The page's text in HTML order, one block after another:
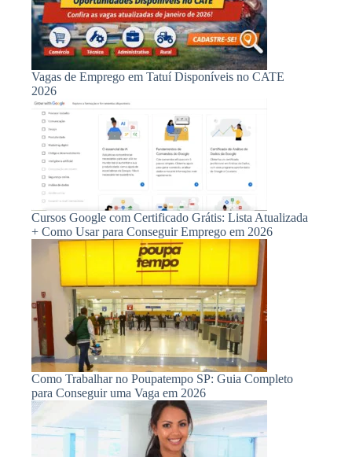
Vagas de Emprego em Tatuí Disponíveis no CATE
2026
Cursos Google com Certificado Grátis: Lista Atualizada
+ Como Usar para Conseguir Emprego em 2026
Como Trabalhar no Poupatempo SP: Guia Completo
para Conseguir uma Vaga em 2026